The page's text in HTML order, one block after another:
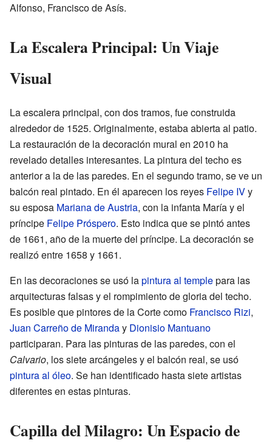
Alfonso, Francisco de Asís.
La Escalera Principal: Un Viaje
Visual
La escalera principal, con dos tramos, fue construida
alrededor de 1525. Originalmente, estaba abierta al patio.
La restauración de la decoración mural en 2010 ha
revelado detalles interesantes. La pintura del techo es
anterior a la de las paredes. En el segundo tramo, se ve un
balcón real pintado. En él aparecen los reyes Felipe IVy
su esposa Mariana de Austria, con la infanta María y el
príncipe Felipe Próspero. Esto indica que se pintó antes
de 1661, año de la muerte del príncipe. La decoración se
realizó entre 1658 y 1661.
En las decoraciones se usó lapintura al templepara las
arquitecturas falsas y el rompimiento de gloria del techo.
Es posible que pintores de la Corte como Francisco Rizi,
Juan Carreño de Miranday Dionisio Mantuano
participaran. Para las pinturas de las paredes, con el
Calvario, los siete arcángeles y el balcón real, se usó
pintura al óleo. Se han identificado hasta siete artistas
diferentes en estas pinturas.
Capilla del Milagro: Un Espacio de